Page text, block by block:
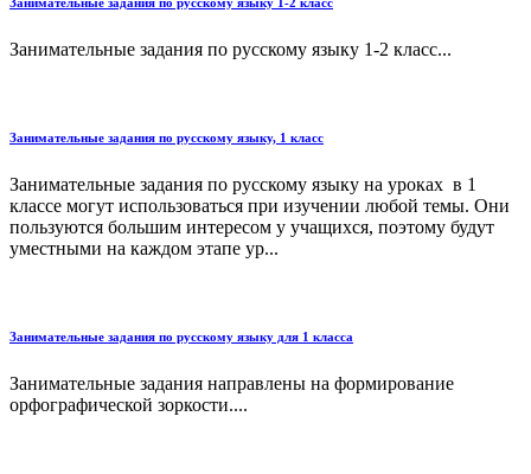
Занимательные задания по русскому языку 1-2 класс...
Занимательные задания по русскому языку, 1 класс
Занимательные задания по русскому языку на уроках в 1
классе могут использоваться при изучении любой темы. Они
пользуются большим интересом у учащихся, поэтому будут
уместными на каждом этапе ур...
Занимательные задания по русскому языку для 1 класса
Занимательные задания направлены на формирование
орфографической зоркости....